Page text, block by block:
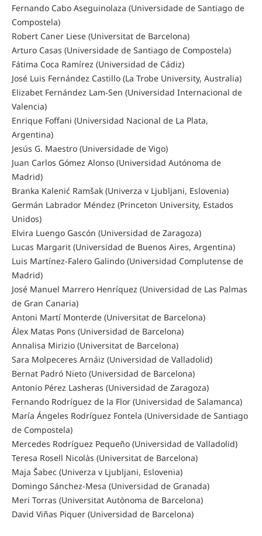
Fernando Cabo Aseguinolaza (Universidade de Santiago de
Compostela)
Robert Caner Liese (Universitat de Barcelona)
Arturo Casas (Universidade de Santiago de Compostela)
Fátima Coca Ramírez (Universidad de Cádiz)
José Luis Fernández Castillo (La Trobe University, Australia)
Elizabet Fernández Lam-Sen (Universidad Internacional de
Valencia)
Enrique Foffani (Universidad Nacional de La Plata,
Argentina)
Jesús G. Maestro (Universidade de Vigo)
Juan Carlos Gómez Alonso (Universidad Autónoma de
Madrid)
Branka Kalenić Ramšak (Univerza v Ljubljani, Eslovenia)
Germán Labrador Méndez (Princeton University, Estados
Unidos)
Elvira Luengo Gascón (Universidad de Zaragoza)
Lucas Margarit (Universidad de Buenos Aires, Argentina)
Luis Martínez-Falero Galindo (Universidad Complutense de
Madrid)
José Manuel Marrero Henríquez (Universidad de Las Palmas
de Gran Canaria)
Antoni Martí Monterde (Universitat de Barcelona)
Álex Matas Pons (Universidad de Barcelona)
Annalisa Mirizio (Universitat de Barcelona)
Sara Molpeceres Arnáiz (Universidad de Valladolid)
Bernat Padró Nieto (Universidad de Barcelona)
Antonio Pérez Lasheras (Universidad de Zaragoza)
Fernando Rodríguez de la Flor (Universidad de Salamanca)
María Ángeles Rodríguez Fontela (Universidade de Santiago
de Compostela)
Mercedes Rodríguez Pequeño (Universidad de Valladolid)
Teresa Rosell Nicolàs (Universitat de Barcelona)
Maja Šabec (Univerza v Ljubljani, Eslovenia)
Domingo Sánchez-Mesa (Universidad de Granada)
Meri Torras (Universitat Autònoma de Barcelona)
David Viñas Piquer (Universidad de Barcelona)